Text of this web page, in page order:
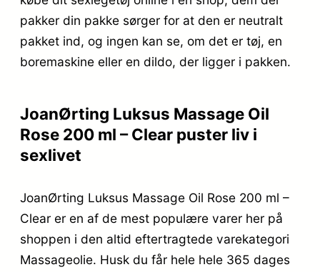
pakker din pakke sørger for at den er neutralt
pakket ind, og ingen kan se, om det er tøj, en
boremaskine eller en dildo, der ligger i pakken.
JoanØrting Luksus Massage Oil
Rose 200 ml – Clear puster liv i
sexlivet
JoanØrting Luksus Massage Oil Rose 200 ml –
Clear er en af de mest populære varer her på
shoppen i den altid eftertragtede varekategori
Massageolie. Husk du får hele hele 365 dages